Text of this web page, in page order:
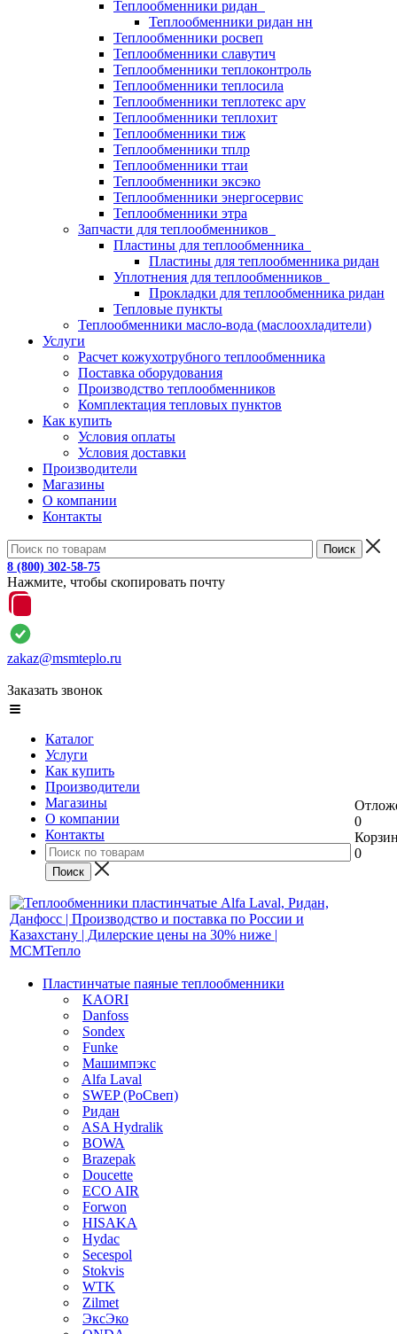
Теплообменники ридан
Теплообменники ридан нн
Теплообменники росвеп
Теплообменники славутич
Теплообменники теплоконтроль
Теплообменники теплосила
Теплообменники теплотекс apv
Теплообменники теплохит
Теплообменники тиж
Теплообменники тплр
Теплообменники ттаи
Теплообменники эксэко
Теплообменники энергосервис
Теплообменники этра
Запчасти для теплообменников
Пластины для теплообменника
Пластины для теплообменника ридан
Уплотнения для теплообменников
Прокладки для теплообменника ридан
Тепловые пункты
Теплообменники масло-вода (маслоохладители)
Услуги
Расчет кожухотрубного теплообменника
Поставка оборудования
Производство теплообменников
Комплектация тепловых пунктов
Как купить
Условия оплаты
Условия доставки
Производители
Магазины
О компании
Контакты
8 (800) 302-58-75
Нажмите, чтобы скопировать почту
zakaz@msmteplo.ru
Заказать звонок
Каталог
Услуги
Как купить
Производители
Магазины
О компании
Контакты
0
0
Пластинчатые паяные теплообменники
KAORI
Danfoss
Sondex
Funke
Машимпэкс
Alfa Laval
SWEP (РоСвеп)
Ридан
ASA Hydralik
BOWA
Brazepak
Doucette
ECO AIR
Forwon
HISAKA
Hydac
Secespol
Stokvis
WTK
Zilmet
ЭксЭко